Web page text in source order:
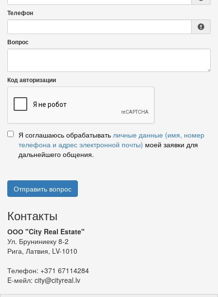
Телефон
Вопрос
Код авторизации
Я соглашаюсь обрабатывать личные данные (имя, номер
телефона и адрес электронной почты) моей заявки для
дальнейшего общения.
Отправить вопрос
Контакты
ООО "City Real Estate"
Ул. Бруниниеку 8-2
Рига, Латвия, LV-1010
Телефон: +371 67114284
E-мейл: city@cityreal.lv